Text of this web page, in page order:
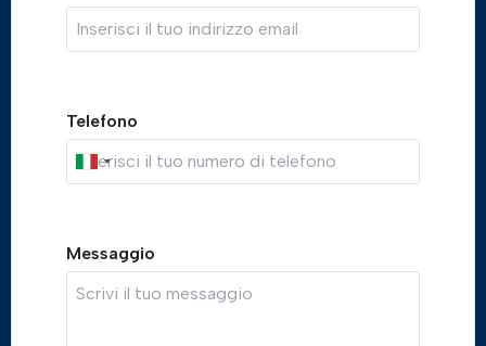
Telefono
Messaggio